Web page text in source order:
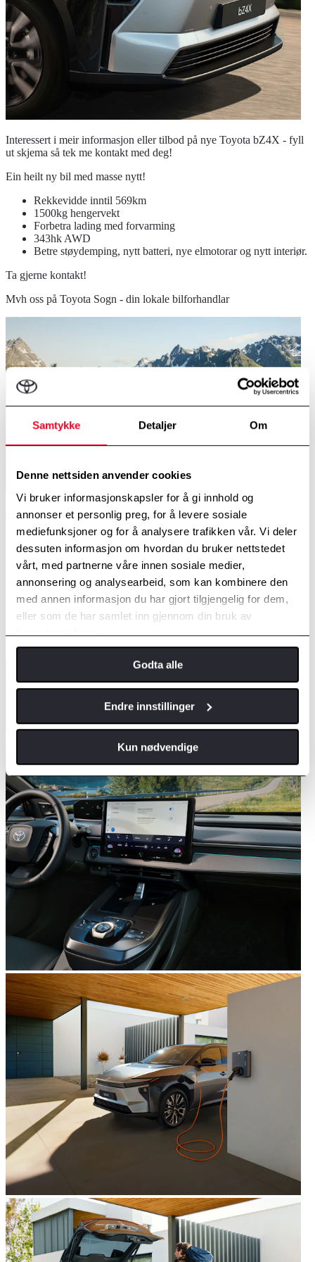
Samtykke Detaljer Om
Denne nettsiden anvender cookies
Vi bruker informasjonskapsler for å gi innhold og
annonser et personlig preg, for å levere sosiale
mediefunksjoner og for å analysere trafikken vår. Vi deler
dessuten informasjon om hvordan du bruker nettstedet
vårt, med partnerne våre innen sosiale medier,
annonsering og analysearbeid, som kan kombinere den
med annen informasjon du har gjort tilgjengelig for dem,
eller som de har samlet inn gjennom din bruk av
tjenestene deres.
Godta alle
Endre innstillinger
Kun nødvendige
Interessert i meir informasjon eller tilbod på nye Toyota bZ4X - fyll
ut skjema så tek me kontakt med deg!
Ein heilt ny bil med masse nytt!
Rekkevidde inntil 569km
1500kg hengervekt
Forbetra lading med forvarming
343hk AWD
Betre støydemping, nytt batteri, nye elmotorar og nytt interiør.
Ta gjerne kontakt!
Mvh oss på Toyota Sogn - din lokale bilforhandlar
Tilbud på bil
Kontakt meg for eit uforpliktande tilbod på nye Toyota bZ4X
Fornavn
Etternavn
Kontakt meg på
E-post
Telefon
E-postadresse*